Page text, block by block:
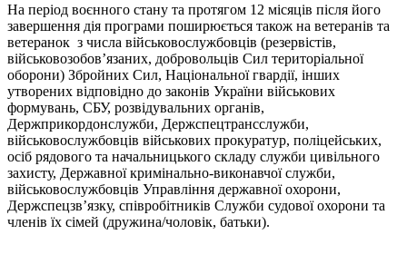
На період воєнного стану та протягом 12 місяців після його
завершення дія програми поширюється також на ветеранів та
ветеранок з числа військовослужбовців (резервістів,
військовозобов’язаних, добровольців Сил територіальної
оборони) Збройних Сил, Національної гвардії, інших
утворених відповідно до законів України військових
формувань, СБУ, розвідувальних органів,
Держприкордонслужби, Держспецтрансслужби,
військовослужбовців військових прокуратур, поліцейських,
осіб рядового та начальницького складу служби цивільного
захисту, Державної кримінально-виконавчої служби,
військовослужбовців Управління державної охорони,
Держспецзв’язку, співробітників Служби судової охорони та
членів їх сімей (дружина/чоловік, батьки).